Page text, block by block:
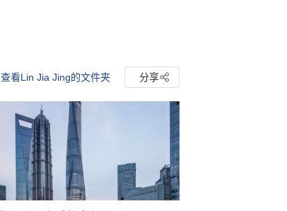
查看Lin Jia Jing的文件夹 分享